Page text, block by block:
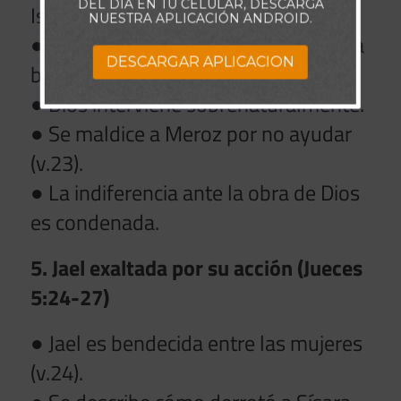
Israel (v.19).
● La naturaleza misma participa en la
batalla (v.20-21).
● Dios interviene sobrenaturalmente.
● Se maldice a Meroz por no ayudar
(v.23).
● La indiferencia ante la obra de Dios
es condenada.
5. Jael exaltada por su acción (Jueces
5:24-27)
● Jael es bendecida entre las mujeres
(v.24).
DEL DÍA EN TU CELULAR, DESCARGA
NUESTRA APLICACIÓN ANDROID.
DESCARGAR APLICACION